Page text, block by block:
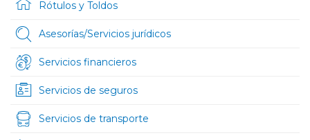
Rótulos y Toldos
Asesorías/Servicios jurídicos
Servicios financieros
Servicios de seguros
Servicios de transporte